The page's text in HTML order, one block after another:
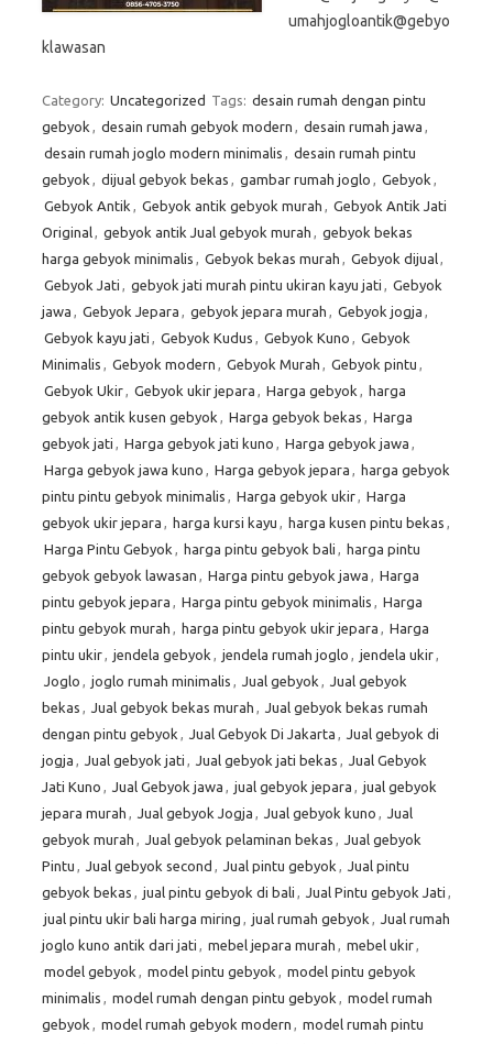
umahjogloantik@gebyo
klawasan
Category: Uncategorized Tags: desain rumah dengan pintu
gebyok , desain rumah gebyok modern , desain rumah jawa ,
desain rumah joglo modern minimalis , desain rumah pintu
gebyok , dijual gebyok bekas , gambar rumah joglo , Gebyok ,
Gebyok Antik , Gebyok antik gebyok murah , Gebyok Antik Jati
Original, gebyok antik Jual gebyok murah , gebyok bekas
harga gebyok minimalis , Gebyok bekas murah , Gebyok dijual,
Gebyok Jati , gebyok jati murah pintu ukiran kayu jati , Gebyok
jawa , Gebyok Jepara , gebyok jepara murah , Gebyok jogja ,
Gebyok kayu jati , Gebyok Kudus , Gebyok Kuno , Gebyok
Minimalis , Gebyok modern , Gebyok Murah , Gebyok pintu ,
Gebyok Ukir, Gebyok ukir jepara , Harga gebyok , harga
gebyok antik kusen gebyok , Harga gebyok bekas , Harga
gebyok jati , Harga gebyok jati kuno , Harga gebyok jawa ,
Harga gebyok jawa kuno , Harga gebyok jepara , harga gebyok
pintu pintu gebyok minimalis , Harga gebyok ukir, Harga
gebyok ukir jepara , harga kursi kayu , harga kusen pintu bekas ,
Harga Pintu Gebyok , harga pintu gebyok bali , harga pintu
gebyok gebyok lawasan , Harga pintu gebyok jawa , Harga
pintu gebyok jepara , Harga pintu gebyok minimalis , Harga
pintu gebyok murah , harga pintu gebyok ukir jepara , Harga
pintu ukir, jendela gebyok , jendela rumah joglo , jendela ukir,
Joglo , joglo rumah minimalis , Jual gebyok , Jual gebyok
bekas , Jual gebyok bekas murah , Jual gebyok bekas rumah
dengan pintu gebyok , Jual Gebyok Di Jakarta , Jual gebyok di
jogja , Jual gebyok jati , Jual gebyok jati bekas , Jual Gebyok
Jati Kuno , Jual Gebyok jawa , jual gebyok jepara , jual gebyok
jepara murah , Jual gebyok Jogja , Jual gebyok kuno , Jual
gebyok murah , Jual gebyok pelaminan bekas , Jual gebyok
Pintu , Jual gebyok second , Jual pintu gebyok , Jual pintu
gebyok bekas , jual pintu gebyok di bali , Jual Pintu gebyok Jati ,
jual pintu ukir bali harga miring , jual rumah gebyok , Jual rumah
joglo kuno antik dari jati , mebel jepara murah , mebel ukir,
model gebyok , model pintu gebyok , model pintu gebyok
minimalis , model rumah dengan pintu gebyok , model rumah
gebyok , model rumah gebyok modern , model rumah pintu